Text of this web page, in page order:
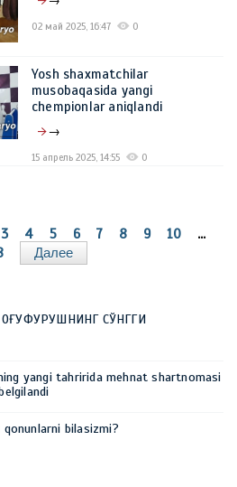
02 май 2025, 16:47 0
Yosh shaxmatchilar
musobaqasida yangi
chempionlar aniqlandi
→
15 апрель 2025, 14:55 0
3 4 5 6 7 8 9 10
...
Далее
ОҒУФУРУШНИНГ СЎНГГИ
yangi tahririda mehnat shartnomasi
bilasizmi?